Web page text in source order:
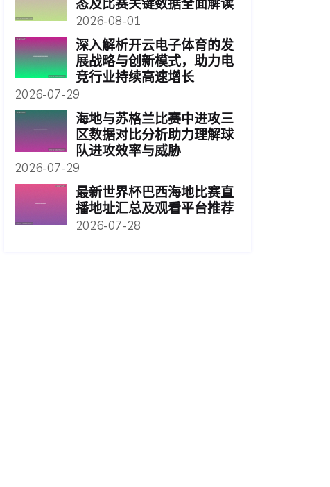
态及比赛关键数据全面解读
2026-08-01
深入解析开云电子体育的发
展战略与创新模式，助力电
竞行业持续高速增长
2026-07-29
海地与苏格兰比赛中进攻三
区数据对比分析助力理解球
队进攻效率与威胁
2026-07-29
最新世界杯巴西海地比赛直
播地址汇总及观看平台推荐
2026-07-28